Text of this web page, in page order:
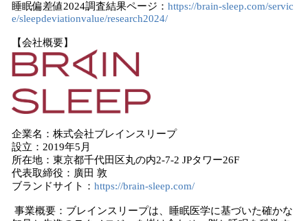
睡眠偏差値2024調査結果ページ： https://brain-sleep.com/servic
e/sleepdeviationvalue/research2024/
【会社概要】
企業名：株式会社ブレインスリープ
設立：2019年5月
所在地：東京都千代田区丸の内2-7-2 JPタワー26F
代表取締役：廣田 敦
ブランドサイト： https://brain-sleep.com/
事業概要：ブレインスリープは、睡眠医学に基づいた確かな